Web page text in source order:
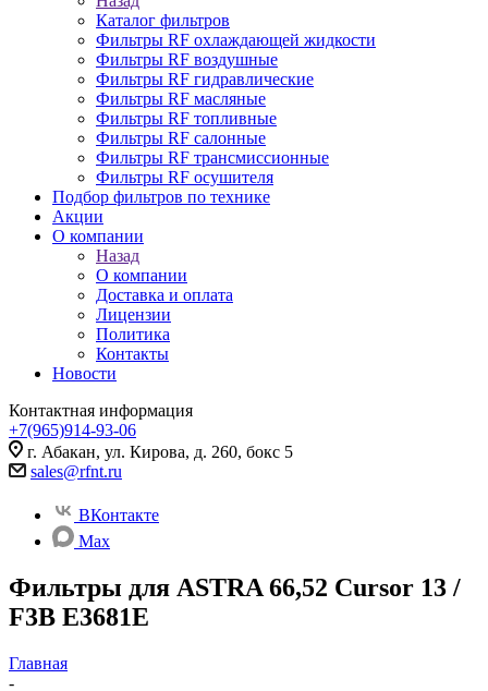
Каталог фильтров
Фильтры RF охлаждающей жидкости
Фильтры RF воздушные
Фильтры RF гидравлические
Фильтры RF масляные
Фильтры RF топливные
Фильтры RF салонные
Фильтры RF трансмиссионные
Фильтры RF осушителя
Подбор фильтров по технике
Акции
О компании
Назад
О компании
Доставка и оплата
Лицензии
Политика
Контакты
Новости
Контактная информация
+7(965)914-93-06
г. Абакан, ул. Кирова, д. 260, бокс 5
sales@rfnt.ru
ВКонтакте
Max
Фильтры для ASTRA 66,52 Cursor 13 /
F3B E3681E
Главная
-